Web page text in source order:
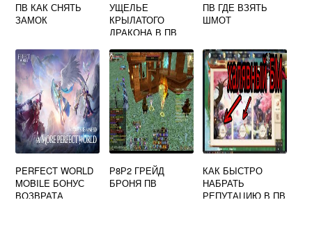
ПВ КАК СНЯТЬ
ЗАМОК
УЩЕЛЬЕ
КРЫЛАТОГО
ДРАКОНА В ПВ
ПВ ГДЕ ВЗЯТЬ
ШМОТ
PERFECT WORLD
MOBILE БОНУС
ВОЗВРАТА
Р8Р2 ГРЕЙД
БРОНЯ ПВ
КАК БЫСТРО
НАБРАТЬ
РЕПУТАЦИЮ В ПВ